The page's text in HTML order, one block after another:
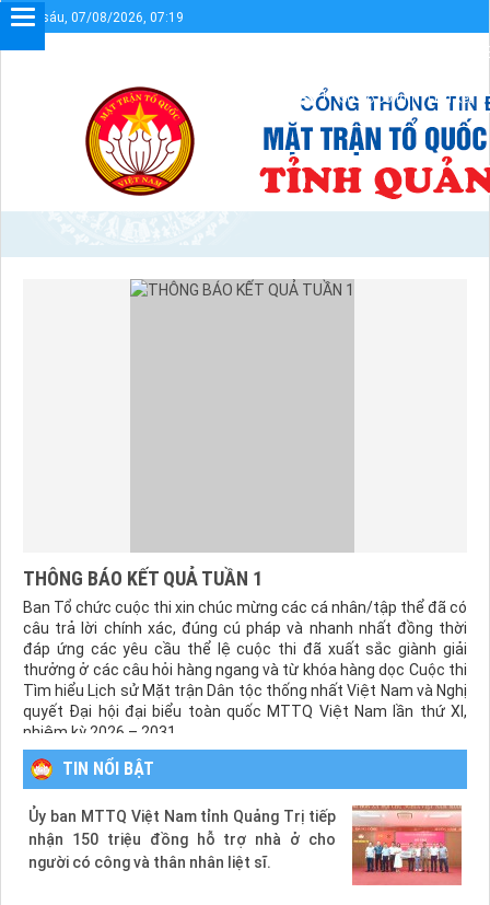
Thứ sáu, 07/08/2026, 07:19
Chào mừng bạn đến với Cổng thông tin điện tử UBMTTQVN tỉnh
Sơ đồ cổng Liên kết
THÔNG BÁO KẾT QUẢ TUẦN 1
Ban Tổ chức cuộc thi xin chúc mừng các cá nhân/tập thể đã có
câu trả lời chính xác, đúng cú pháp và nhanh nhất đồng thời
đáp ứng các yêu cầu thể lệ cuộc thi đã xuất sắc giành giải
thưởng ở các câu hỏi hàng ngang và từ khóa hàng dọc Cuộc thi
Tìm hiểu Lịch sử Mặt trận Dân tộc thống nhất Việt Nam và Nghị
quyết Đại hội đại biểu toàn quốc MTTQ Việt Nam lần thứ XI,
nhiệm kỳ 2026 – 2031.
TIN NỔI BẬT
Ủy ban MTTQ Việt Nam tỉnh Quảng Trị tiếp
nhận 150 triệu đồng hỗ trợ nhà ở cho
người có công và thân nhân liệt sĩ.